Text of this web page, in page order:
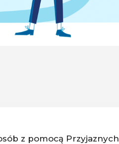
z pomocą Przyjaznych